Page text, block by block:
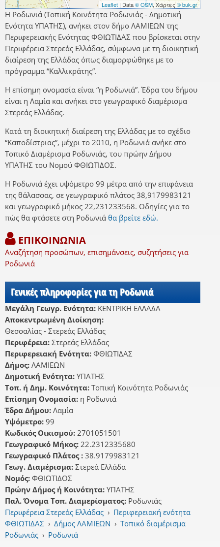
Leaflet | Data© OSM, Χάρτες© buk.gr
Η Ροδωνιά (Τοπική Κοινότητα Ροδωνιάς - Δημοτική
Ενότητα ΥΠΑΤΗΣ), ανήκει στον δήμο ΛΑΜΙΕΩΝ της
Περιφερειακής Ενότητας ΦΘΙΩΤΙΔΑΣ που βρίσκεται στην
Περιφέρεια Στερεάς Ελλάδας, σύμφωνα με τη διοικητική
διαίρεση της Ελλάδας όπως διαμορφώθηκε με το
πρόγραμμα “Καλλικράτης”.
Η επίσημη ονομασία είναι “η Ροδωνιά”. Έδρα του δήμου
είναι η Λαμία και ανήκει στο γεωγραφικό διαμέρισμα
Στερεάς Ελλάδας.
Κατά τη διοικητική διαίρεση της Ελλάδας με το σχέδιο
“Καποδίστριας”, μέχρι το 2010, η Ροδωνιά ανήκε στο
Τοπικό Διαμέρισμα Ροδωνιάς, του πρώην Δήμου
ΥΠΑΤΗΣ του Νομού ΦΘΙΩΤΙΔΟΣ.
Η Ροδωνιά έχει υψόμετρο 99 μέτρα από την επιφάνεια
της θάλασσας, σε γεωγραφικό πλάτος 38,9179983121
και γεωγραφικό μήκος 22,231233568. Οδηγίες για το
πώς θα φτάσετε στη Ροδωνιά θα βρείτε εδώ.
ΕΠΙΚΟΙΝΩΝΙΑ
Αναζήτηση προσώπων, επισημάνσεις, συζητήσεις για
Ροδωνιά
Γενικές πληροφορίες για τη Ροδωνιά
Μεγάλη Γεωγρ. Ενότητα: ΚΕΝΤΡΙΚΗ ΕΛΛΑΔΑ
Αποκεντρωμένη Διοίκηση:
Θεσσαλίας - Στερεάς Ελλάδας
Περιφέρεια: Στερεάς Ελλάδας
Περιφερειακή Ενότητα: ΦΘΙΩΤΙΔΑΣ
Δήμος: ΛΑΜΙΕΩΝ
Δημοτική Ενότητα: ΥΠΑΤΗΣ
Τοπ. ή Δημ. Κοινότητα: Τοπική Κοινότητα Ροδωνιάς
Επίσημη Ονομασία: η Ροδωνιά
Έδρα Δήμου: Λαμία
Υψόμετρο: 99
Κωδικός Οικισμού: 2701051501
Γεωγραφικό Μήκος: 22.2312335680
Γεωγραφικό Πλάτος : 38.9179983121
Γεωγ. Διαμέρισμα: Στερεά Ελλάδα
Νομός: ΦΘΙΩΤΙΔΟΣ
Πρώην Δήμος ή Κοινότητα: ΥΠΑΤΗΣ
Παλ. Όνομα Τοπ. Διαμερίσματος: Ροδωνιάς
Περιφέρεια Στερεάς Ελλάδας › Περιφερειακή ενότητα
ΦΘΙΩΤΙΔΑΣ › Δήμος ΛΑΜΙΕΩΝ › Τοπικό διαμέρισμα
Ροδωνιάς › Ροδωνιά